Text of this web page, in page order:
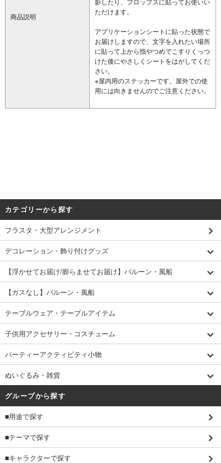
商品説明
ただけます。
アプリケーションシートに貼った状態で
お届けしますので、文字を入れたい場所
に貼って上から指やつめでこすりくっつ
けた後にやさしくシートをはがしてくだ
さい。
※屋内用のステッカーです。屋外での使
用には向きませんのでご注意ください。
カテゴリーから探す
フラスタ・大型アレンジメント
デコレーション・飾り付けグッズ
【浮かせてお届け/膨らませてお届け】バルーン・風船
【ガスなし】バルーン・風船
テーブルウェア・テーブルアイテム
子供用アクセサリー・コスチューム
パーティーアクティビティ小物
ぬいぐるみ・雑貨
グループから探す
■用途で探す
■テーマで探す
■キャラクターで探す